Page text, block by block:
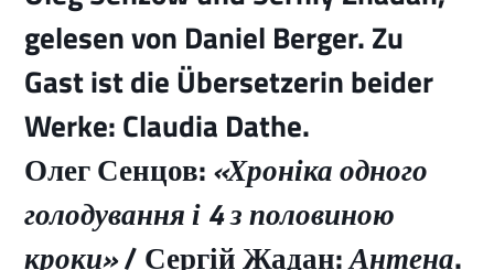
gelesen von Daniel Berger. Zu
Gast ist die Übersetzerin beider
Werke: Claudia Dathe.
Олег Сенцов: «Хроніка одного
голодування і 4 з половиною
кроки»/ Сергій Жадан:Антена.